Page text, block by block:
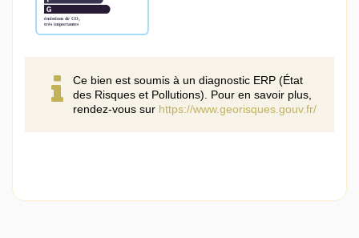
Ce bien est soumis à un diagnostic ERP (État
des Risques et Pollutions). Pour en savoir plus,
rendez-vous sur https://www.georisques.gouv.fr/